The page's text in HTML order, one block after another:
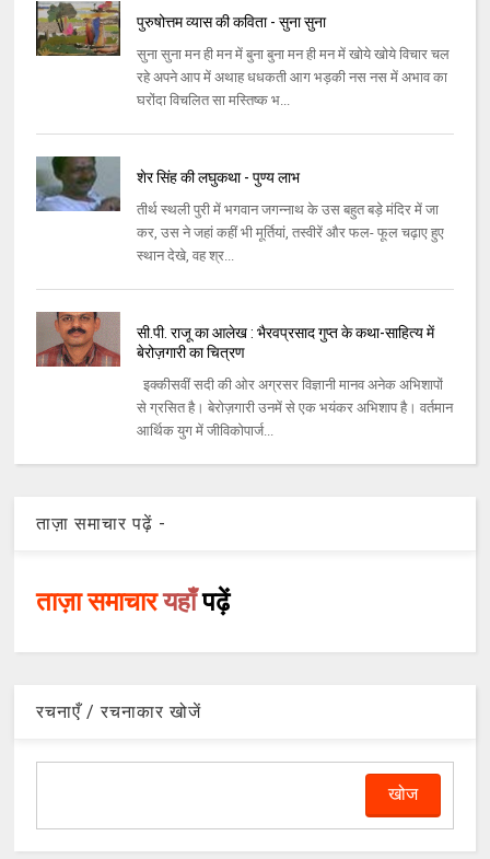
पुरुषोत्तम व्यास की कविता - सुना सुना
सुना सुना मन ही मन में बुना बुना मन ही मन में खोये खोये विचार चल
रहे अपने आप में अथाह धधकती आग भड़की नस नस में अभाव का
घरोंदा विचलित सा मस्तिष्क भ...
शेर सिंह की लघुकथा - पुण्‍य लाभ
तीर्थ स्‍थली पुरी में भगवान जगन्‍नाथ के उस बहुत बड़े मंदिर में जा
कर, उस ने जहां कहीं भी मूर्तियां, तस्‍वीरें और फल- फूल चढ़ाए हुए
स्‍थान देखे, वह श्र...
सी.पी. राजू का आलेख : भैरवप्रसाद गुप्त के कथा-साहित्य में
बेरोज़गारी का चित्रण
इक्कीसवीं सदी की ओर अग्रसर विज्ञानी मानव अनेक अभिशापों
से ग्रसित है। बेरोज़गारी उनमें से एक भयंकर अभिशाप है। वर्तमान
आर्थिक युग में जीविकोपार्ज...
ताज़ा समाचार पढ़ें -
ताज़ा समाचारयहाँपढ़ें
रचनाएँ / रचनाकार खोजें